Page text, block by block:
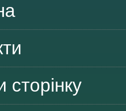
сторінку